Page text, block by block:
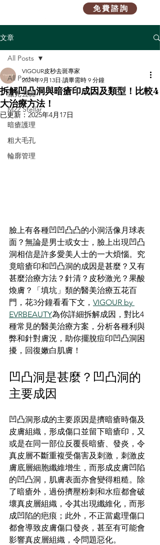
免 費 諮 詢
文章
All Posts
激光去斑
M22 Stellar
暗瘡護理
粗大毛孔
輪廓管理
All Posts
拆解凹凸洞與暗瘡印成因及類型！比較4
大治療方法！
VIGOUR皮秒去斑專家
2024年9月13日 讀畢需時 9 分鐘
已更新：2025年4月17日
臉上有各種凹凹凸凸的小洞活像月球表
面？無論是男士或女士，臉上出現凹凸
洞相信是許多愛美人士的一大煩惱。究
竟暗瘡印和凹凸洞的成因是甚麼？又有
甚麼治療方法？針清？皮秒激光？果酸
煥膚？「填坑」類的醫美治療五花百
門，花3分鐘看看下文， VIGOUR by
EVRBEAUTY為你詳細拆解成因，對比4
種常見的醫美治療方案，分析各種利與
弊和針對膚況，助你擺脫痘印凹凸洞困
擾，回復嫩白肌膚！
凹凸洞是甚麼？凹凸洞的
主要成因
凹凸洞形成的主要原因是擠暗瘡時傷及
皮膚組織，形成傷口並留下暗瘡印，又
或是在同一部位反覆長暗瘡、發炎，令
真皮層不斷重複受傷害及刺激，刺激皮
膚底層細胞纖維增生，而形成皮膚凹陷
的凹凸洞，肌膚表面亦會變得粗糙。除
了暗瘡外，過份擠壓粉刺和水痘都會破
壞真皮層組織，令其出現纖維化，而形
成凹陷的疤痕；此外，不正當處理傷口
都會導致皮膚傷口發炎，甚至有可能會
影響真皮層組織，令問題惡化。